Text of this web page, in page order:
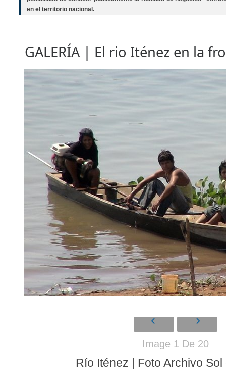
en el territorio nacional.
GALERÍA | El rio Iténez en la
Image 1 De 20
Río Iténez | Foto Archivo